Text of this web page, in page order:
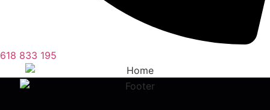
618 833 195